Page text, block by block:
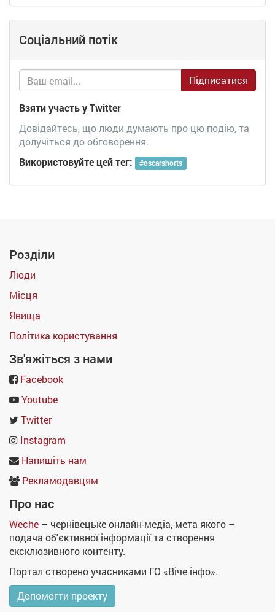
Соціальний потік
Підписатися
Взяти участь у Twitter
Довідайтесь, що люди думають про цю подію, та
долучіться до обговорення.
Використовуйте цей тег:
#oscarshorts
Розділи
Люди
Місця
Явища
Політика користування
Зв'яжіться з нами
Facebook
Youtube
Twitter
Instagram
Напишіть нам
Рекламодавцям
Про нас
Weche – чернівецьке онлайн-медіа, мета якого –
подача об'єктивної інформації та створення
ексклюзивного контенту.
Портал створено учасниками ГО «Віче інфо».
Допомогти проекту